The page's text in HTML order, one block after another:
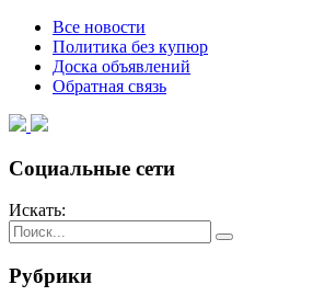
Все новости
Политика без купюр
Доска объявлений
Обратная связь
Социальные сети
Искать:
Рубрики